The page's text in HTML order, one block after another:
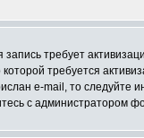
требует
требуется
e-mail, то
с администратором